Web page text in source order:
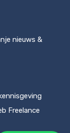
nieuws &
Freelance